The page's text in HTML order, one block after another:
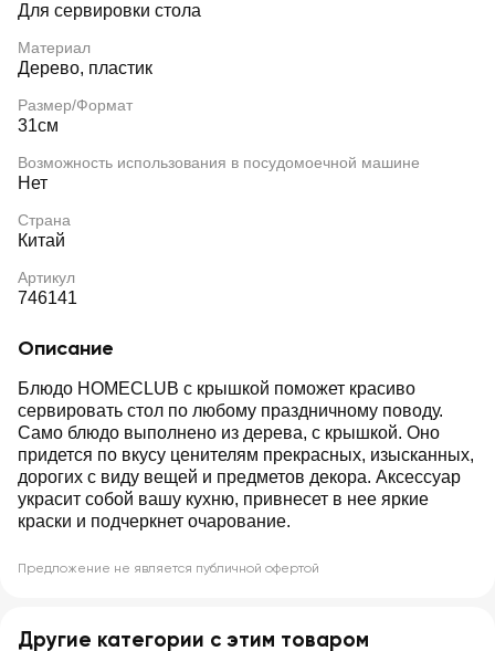
Для сервировки стола
Материал
Дерево, пластик
Размер/Формат
31см
Возможность использования в посудомоечной машине
Нет
Страна
Китай
Артикул
746141
Описание
Блюдо HOMECLUB с крышкой поможет красиво
сервировать стол по любому праздничному поводу.
Само блюдо выполнено из дерева, с крышкой. Оно
придется по вкусу ценителям прекрасных, изысканных,
дорогих с виду вещей и предметов декора. Аксессуар
украсит собой вашу кухню, привнесет в нее яркие
краски и подчеркнет очарование.
Предложение не является публичной офертой
Другие категории с этим товаром